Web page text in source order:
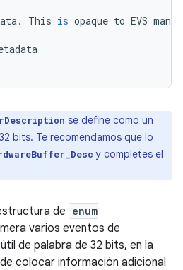
. This is opaque to EVS
se define como un
bits. Te recomendamos que lo
y completes el
de enum
varios eventos de
de palabra de 32 bits, en la
colocar información adicional